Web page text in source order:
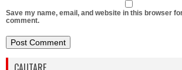
Save my name, email, and website in this browser
comment.